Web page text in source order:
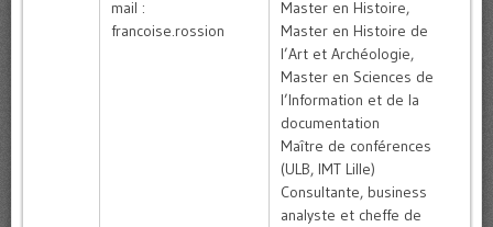
mail :
francoise.rossion
Master en Histoire,
Master en Histoire de
l’Art et Archéologie,
Master en Sciences de
l’Information et de la
documentation
Maître de conférences
(ULB, IMT Lille)
Consultante, business
analyste et cheffe de